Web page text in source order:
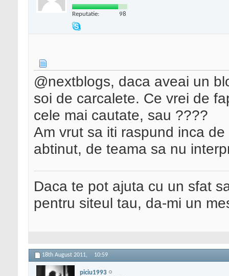
Reputatie: 98
@nextblogs, daca aveai un
soi de carcalete. Ce vrei de
cele mai cautate, sau ????
Am vrut sa iti raspund inca
abtinut, de teama sa nu
Daca te pot ajuta cu un sfat
pentru siteul tau, da-mi un
18th August 2011, 10:59
piciu1993